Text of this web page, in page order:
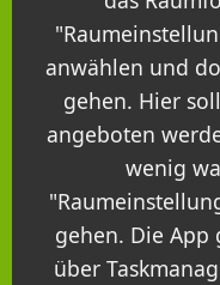
anwählen und
gehen. Hier
angeboten
wenig
gehen. Die App
über